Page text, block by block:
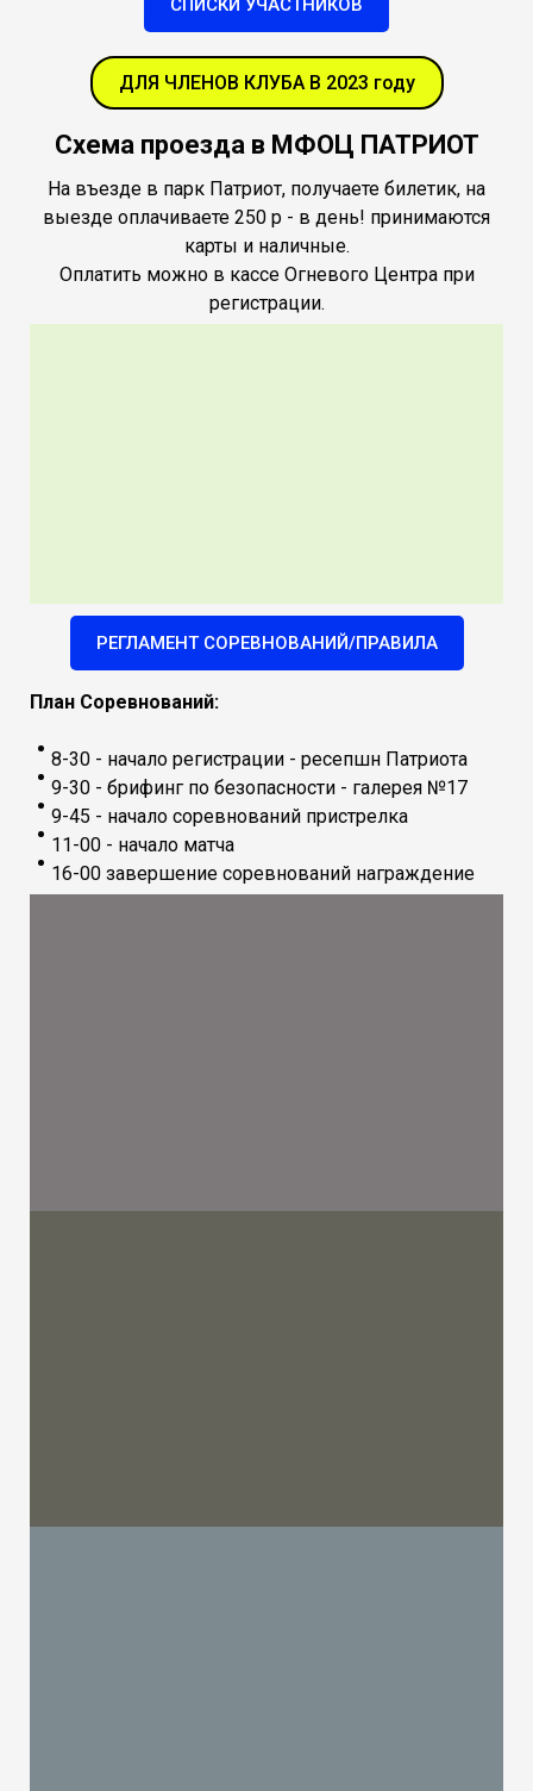
СПИСКИ УЧАСТНИКОВ
ДЛЯ ЧЛЕНОВ КЛУБА В 2023 году
Схема проезда в МФОЦ ПАТРИОТ
На въезде в парк Патриот, получаете билетик, на
выезде оплачиваете 250 р - в день! принимаются
карты и наличные.
Оплатить можно в кассе Огневого Центра при
регистрации.
РЕГЛАМЕНТ СОРЕВНОВАНИЙ/ПРАВИЛА
План Соревнований:
8-30 - начало регистрации - ресепшн Патриота
9-30 - брифинг по безопасности - галерея №17
9-45 - начало соревнований пристрелка
11-00 - начало матча
16-00 завершение соревнований награждение